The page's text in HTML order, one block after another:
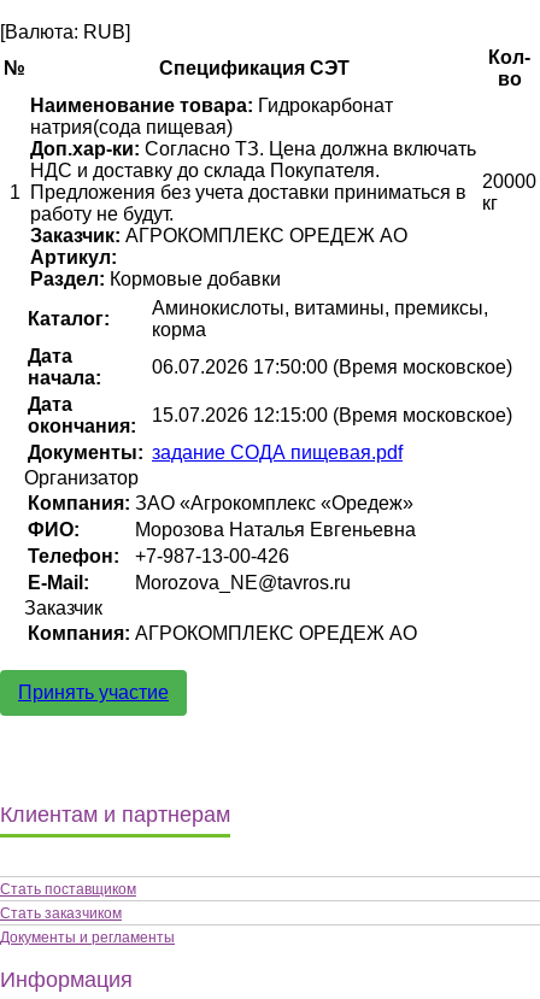
[Валюта: RUB]
№
Спецификация СЭТ
Кол-
во
1
Наименование товара: Гидрокарбонат
натрия(сода пищевая)
Доп.хар-ки: Согласно ТЗ. Цена должна включать
НДС и доставку до склада Покупателя.
Предложения без учета доставки приниматься в
работу не будут.
Заказчик: АГРОКОМПЛЕКС ОРЕДЕЖ АО
Артикул:
Раздел: Кормовые добавки
20000
кг
Каталог:
Аминокислоты, витамины, премиксы,
корма
Дата
начала:
06.07.2026 17:50:00 (Время московское)
Дата
окончания:
15.07.2026 12:15:00 (Время московское)
Документы: задание СОДА пищевая.pdf
Организатор
Компания: ЗАО «Агрокомплекс «Оредеж»
ФИО:
Морозова Наталья Евгеньевна
Телефон:
+7-987-13-00-426
E-Mail:
Morozova_NE@tavros.ru
Заказчик
Компания: АГРОКОМПЛЕКС ОРЕДЕЖ АО
Принять участие
Клиентам и партнерам
Стать поставщиком
Стать заказчиком
Документы и регламенты
Информация